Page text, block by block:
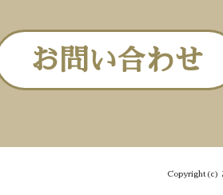
お問い合わせ
Copyright(c)